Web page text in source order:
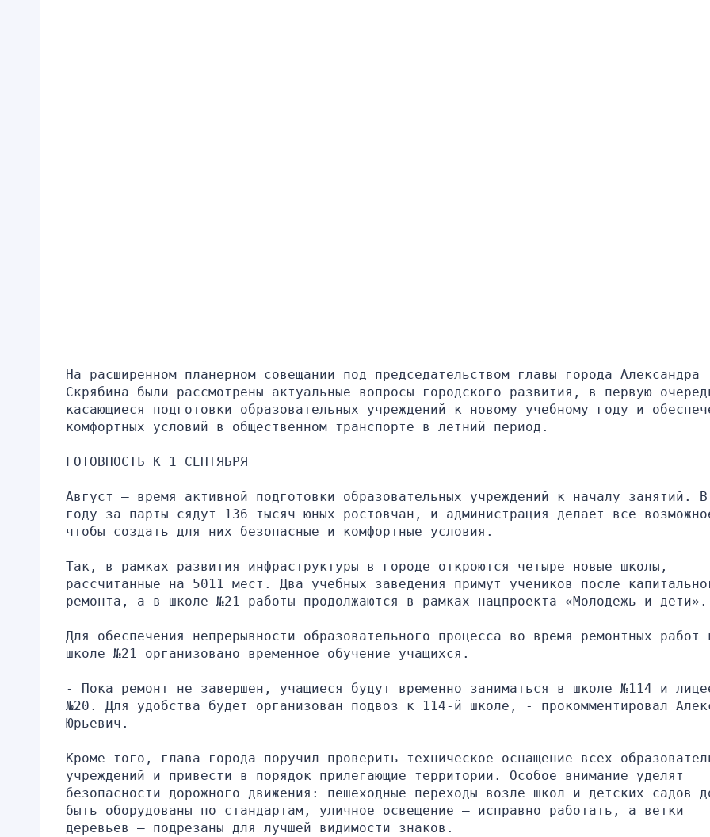
На расширенном планерном совещании под председательством главы города Александра
Скрябина были рассмотрены актуальные вопросы городского развития, в первую
касающиеся подготовки образовательных учреждений к новому учебному году и
комфортных условий в общественном транспорте в летний период.
ГОТОВНОСТЬ К 1 СЕНТЯБРЯ
Август — время активной подготовки образовательных учреждений к началу занятий.
году за парты сядут 136 тысяч юных ростовчан, и администрация делает все
чтобы создать для них безопасные и комфортные условия.
Так, в рамках развития инфраструктуры в городе откроются четыре новые школы,
рассчитанные на 5011 мест. Два учебных заведения примут учеников после
ремонта, а в школе №21 работы продолжаются в рамках нацпроекта «Молодежь и дети».
Для обеспечения непрерывности образовательного процесса во время ремонтных работ
школе №21 организовано временное обучение учащихся.
- Пока ремонт не завершен, учащиеся будут временно заниматься в школе №114 и
№20. Для удобства будет организован подвоз к 114-й школе, - прокомментировал
Юрьевич.
Кроме того, глава города поручил проверить техническое оснащение всех
учреждений и привести в порядок прилегающие территории. Особое внимание уделят
безопасности дорожного движения: пешеходные переходы возле школ и детских садов
быть оборудованы по стандартам, уличное освещение — исправно работать, а ветки
деревьев — подрезаны для лучшей видимости знаков.